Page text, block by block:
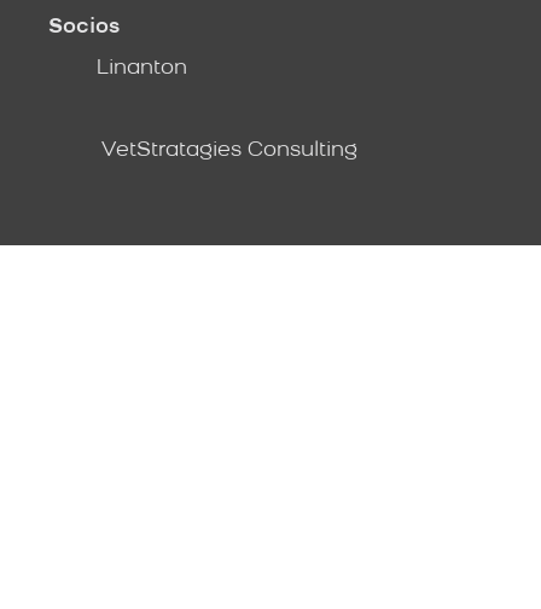
Socios
Linanton
VetStratagies Consulting